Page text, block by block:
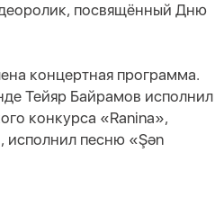
посвящённый Дню
концертная программа.
Тейяр Байрамов исполнил
конкурса «Ranina»,
исполнил песню «Şən